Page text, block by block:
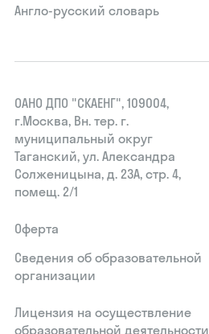
Англо-русский словарь
ОАНО ДПО "СКАЕНГ", 109004,
г.Москва, Вн. тер. г.
муниципальный округ
Таганский, ул. Александра
Солженицына, д. 23А, стр. 4,
помещ. 2/1
Оферта
Сведения об образовательной
организации
Лицензия на осуществление
образовательной деятельности